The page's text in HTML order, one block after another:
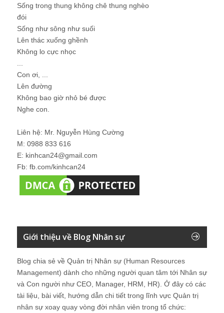
Sống trong thung không chê thung nghèo
đói
Sống như sông như suối
Lên thác xuống ghềnh
Không lo cực nhọc
Con ơi, ...
Lên đường
Không bao giờ nhỏ bé được
Nghe con.
Liên hệ: Mr. Nguyễn Hùng Cường
M: 0988 833 616
E: kinhcan24@gmail.com
Fb: fb.com/kinhcan24
Giới thiệu về Blog Nhân sự
Blog chia sẻ về Quản trị Nhân sự (Human Resources
Management) dành cho những người quan tâm tới Nhân sự
và Con người như CEO, Manager, HRM, HR). Ở đây có các
tài liệu, bài viết, hướng dẫn chi tiết trong lĩnh vực Quản trị
nhân sự xoay quay vòng đời nhân viên trong tổ chức: